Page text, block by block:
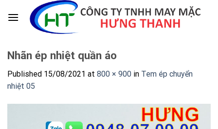
Nhãn ép nhiệt quần áo
Published 15/08/2021 at 800 × 900 in Tem ép chuyển
nhiệt 05